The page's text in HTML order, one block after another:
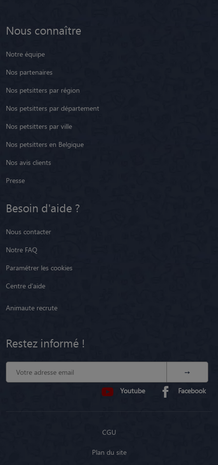
Nous connaître
Notre équipe
Nos partenaires
Nos petsitters par région
Nos petsitters par département
Nos petsitters par ville
Nos petsitters en Belgique
Nos avis clients
Presse
Besoin d'aide ?
Nous contacter
Notre FAQ
Paramétrer les cookies
Centre d'aide
Animaute recrute
Restez informé !
Youtube Facebook
CGU
Plan du site